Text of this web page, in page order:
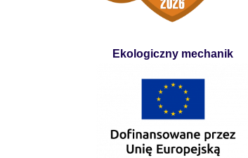
Ekologiczny mechanik